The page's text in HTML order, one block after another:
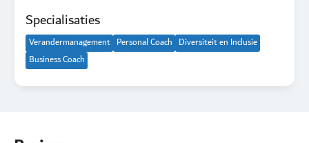
Specialisaties
Verandermanagement Personal Coach Diversiteit en Inclusie
Business Coach